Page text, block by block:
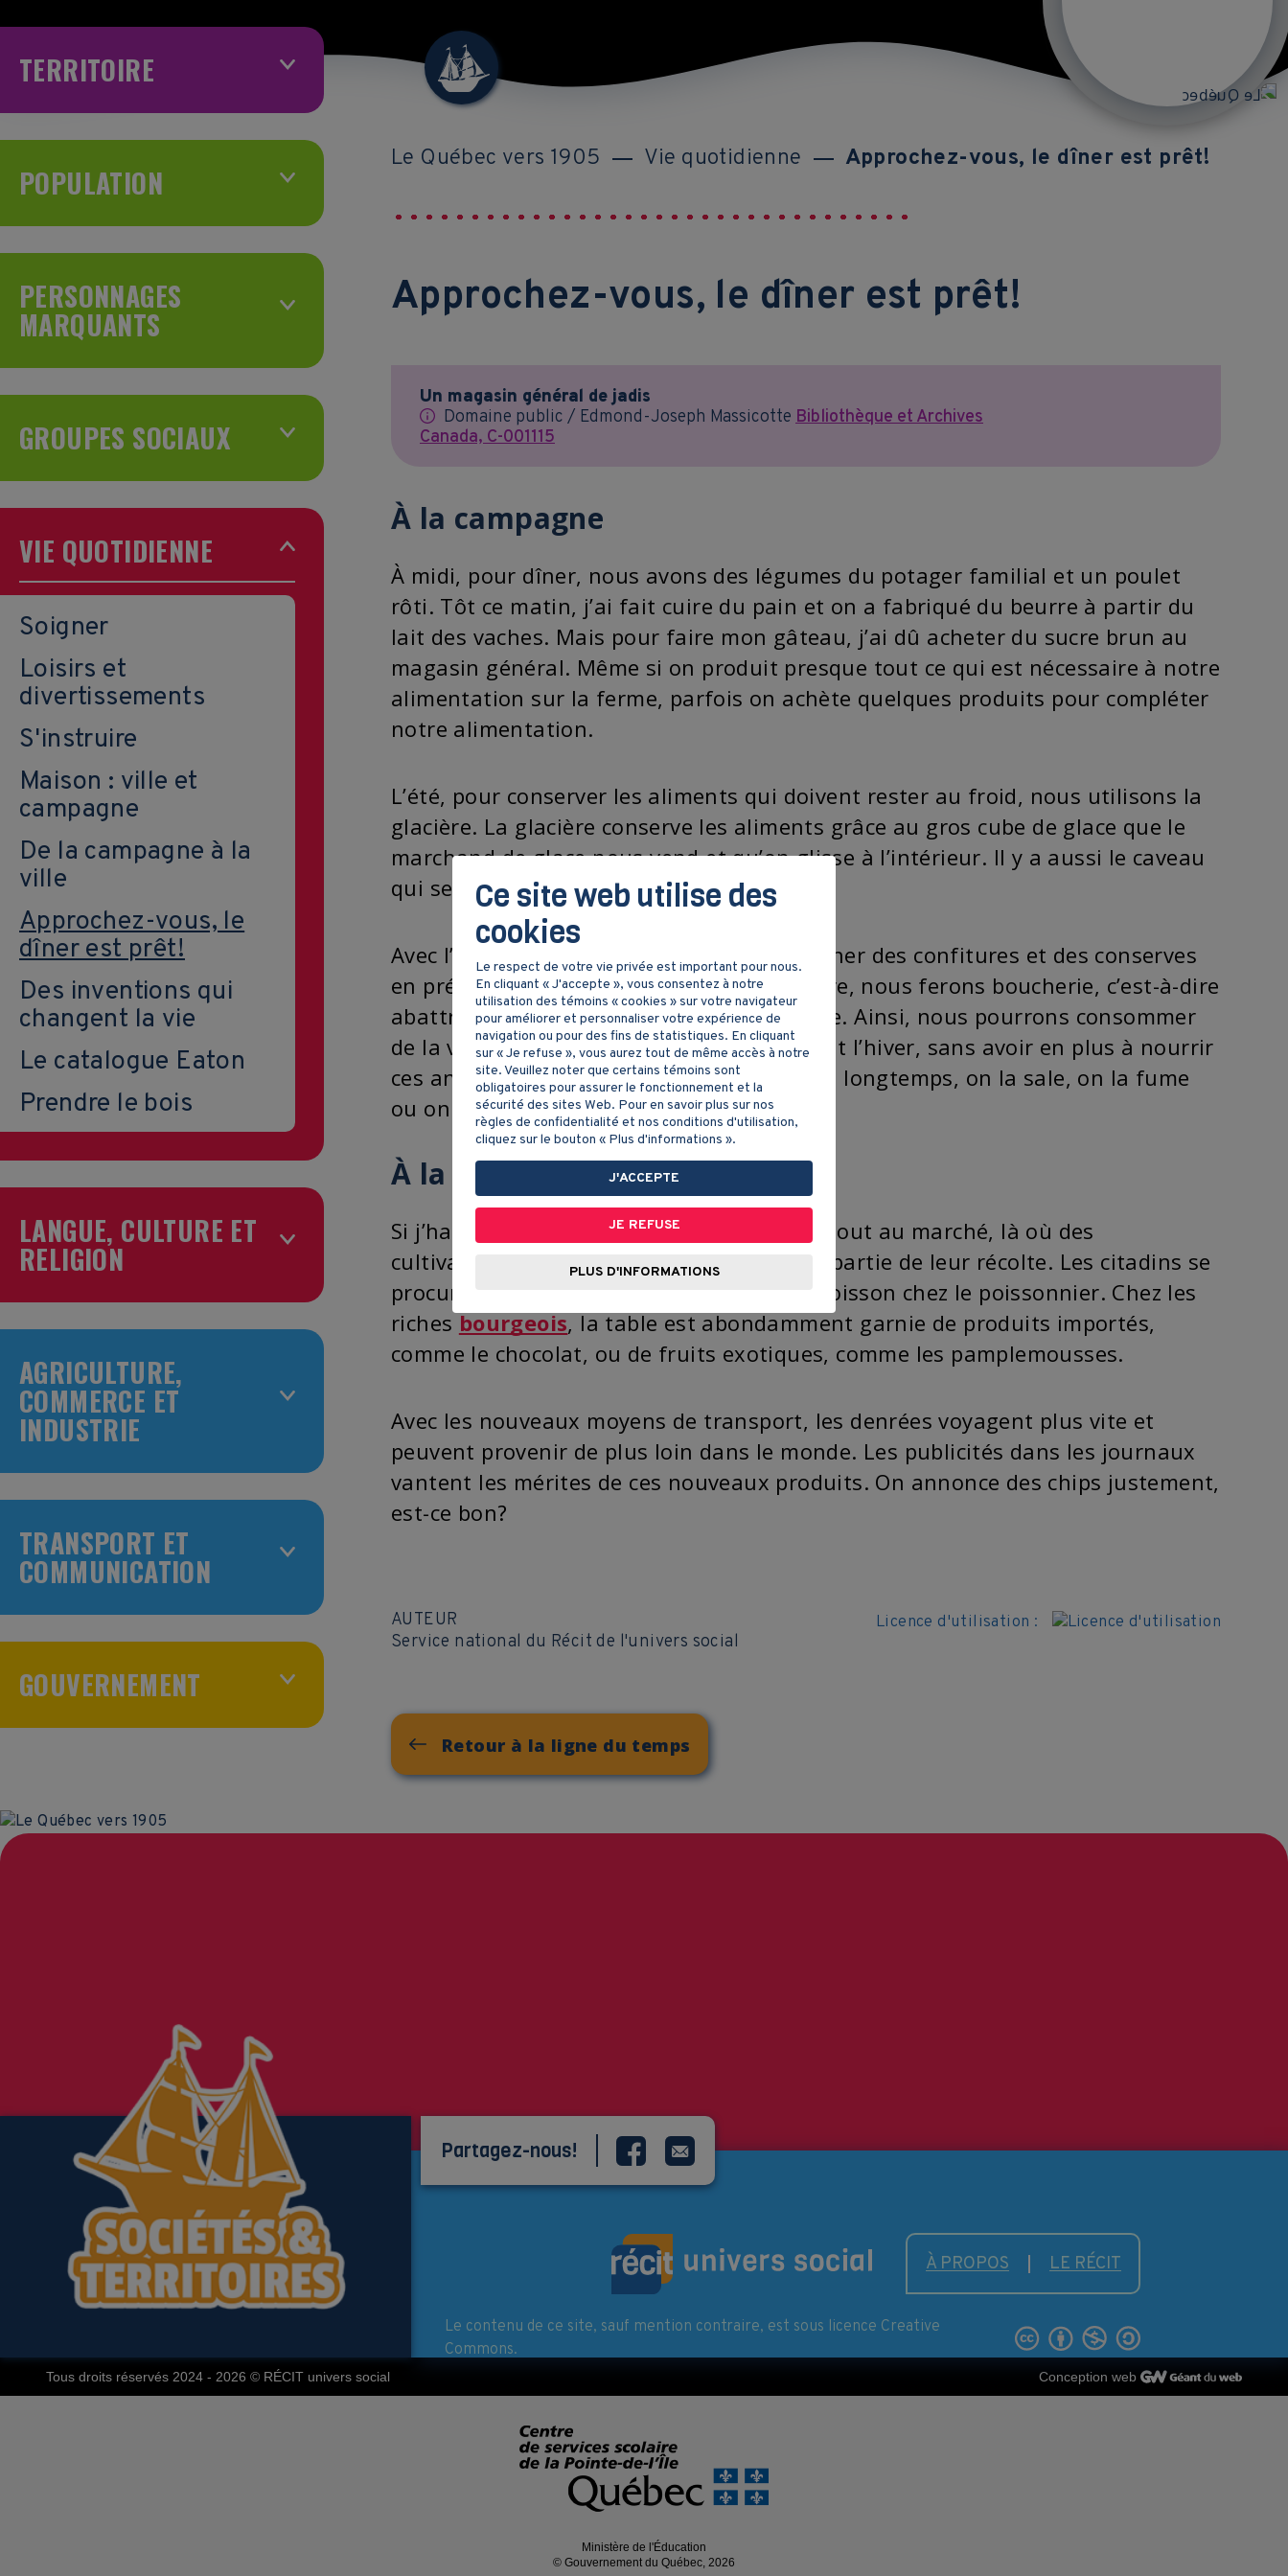
TERRITOIRE
POPULATION
PERSONNAGES
MARQUANTS
GROUPES SOCIAUX
VIE QUOTIDIENNE
Soigner
Loisirs et
divertissements
S'instruire
Maison : ville et
campagne
De la campagne à la
ville
Approchez-vous, le
dîner est prêt!
Des inventions qui
changent la vie
Le catalogue Eaton
Prendre le bois
LANGUE, CULTURE ET
RELIGION
AGRICULTURE,
COMMERCE ET
INDUSTRIE
TRANSPORT ET
COMMUNICATION
GOUVERNEMENT
Le Québec vers 1905 Vie quotidienne Approchez-vous, le dîner est prêt!
Approchez-vous, le dîner est prêt!
Un magasin général de jadis
Domaine public / Edmond-Joseph Massicotte Bibliothèque et Archives
Canada, C-001115
À la campagne
À midi, pour dîner, nous avons des légumes du potager familial et un poulet
rôti. Tôt ce matin, j’ai fait cuire du pain et on a fabriqué du beurre à partir du
lait des vaches. Mais pour faire mon gâteau, j’ai dû acheter du sucre brun au
magasin général. Même si on produit presque tout ce qui est nécessaire à notre
alimentation sur la ferme, parfois on achète quelques produits pour compléter
notre alimentation.
L’été, pour conserver les aliments qui doivent rester au froid, nous utilisons la
glacière. La glacière conserve les aliments grâce au gros cube de glace que le
marchand de glace nous vend et qu’on glisse à l’intérieur. Il y a aussi le caveau
qui sert à garder les légumes au frais.
Avec l’été qui achève, je dois penser à cuisiner des confitures et des conserves
en prévision de l’hiver. Au mois de décembre, nous ferons boucherie, c’est-à-dire
abattre quelques animaux pour leur viande. Ainsi, nous pourrons consommer
de la viande, comme le bœuf et le porc, tout l’hiver, sans avoir en plus à nourrir
ces animaux. Pour conserver la viande plus longtemps, on la sale, on la fume
ou on la congèle.
À la ville
Si j’habitais à la ville, j’achèterais presque tout au marché, là où des
cultivateurs vendent chaque semaine une partie de leur récolte. Les citadins se
procurent la viande chez le boucher et le poisson chez le poissonnier. Chez les
richesbourgeois, la table est abondamment garnie de produits importés,
comme le chocolat, ou de fruits exotiques, comme les pamplemousses.
Avec les nouveaux moyens de transport, les denrées voyagent plus vite et
peuvent provenir de plus loin dans le monde. Les publicités dans les journaux
vantent les mérites de ces nouveaux produits. On annonce des chips justement,
est-ce bon?
AUTEUR
Service national du Récit de l'univers social
Licence d'utilisation :
Retour à la ligne du temps
À PROPOS LE RÉCIT
Le contenu de ce site, sauf mention contraire, est sous licence Creative
Commons.
Partagez-nous!
Tous droits réservés 2024 - 2026 © RÉCIT univers social Conception web
Ministère de l'Éducation
© Gouvernement du Québec, 2026
Ce site web utilise des
cookies
Le respect de votre vie privée est important pour nous.
En cliquant « J'accepte », vous consentez à notre
utilisation des témoins « cookies » sur votre navigateur
pour améliorer et personnaliser votre expérience de
navigation ou pour des fins de statistiques. En cliquant
sur « Je refuse », vous aurez tout de même accès à notre
site. Veuillez noter que certains témoins sont
obligatoires pour assurer le fonctionnement et la
sécurité des sites Web. Pour en savoir plus sur nos
règles de confidentialité et nos conditions d'utilisation,
cliquez sur le bouton « Plus d'informations ».
J'ACCEPTE
JE REFUSE
PLUS D'INFORMATIONS